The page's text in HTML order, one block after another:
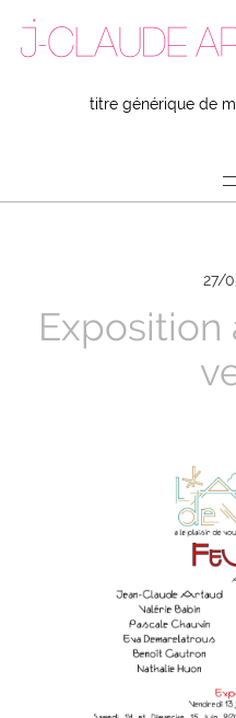
titre générique de
27/
Exposition